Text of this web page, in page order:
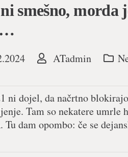
smešno, morda
…
ATadmin
ni dojel, da načrtno
Tam so nekatere umrle
dam opombo: če se